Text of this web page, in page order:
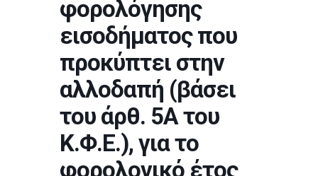
φορολόγησης
εισοδήματος που
προκύπτει στην
αλλοδαπή (βάσει
του άρθ. 5Α του
Κ.Φ.Ε.), για το
φορολογικό έτος